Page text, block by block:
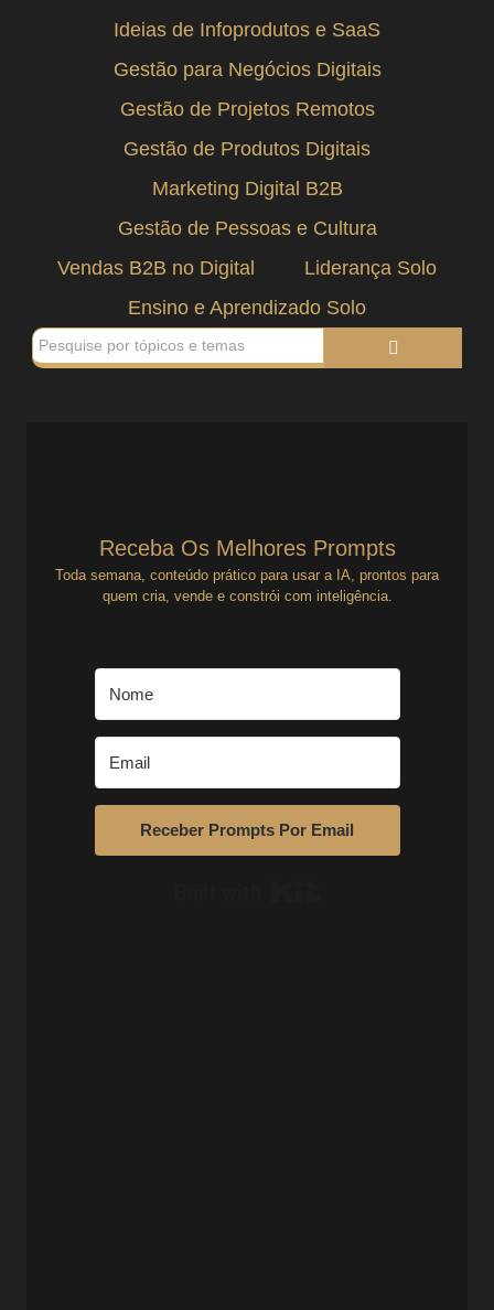
Ideias de Infoprodutos e SaaS
Gestão para Negócios Digitais
Gestão de Projetos Remotos
Gestão de Produtos Digitais
Marketing Digital B2B
Gestão de Pessoas e Cultura
Vendas B2B no Digital
Liderança Solo
Ensino e Aprendizado Solo
Receba Os Melhores Prompts
Toda semana, conteúdo prático para usar a IA, prontos para
quem cria, vende e constrói com inteligência.
Receber Prompts Por Email